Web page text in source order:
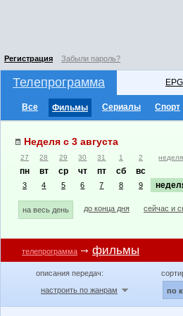
Регистрация Забыли пароль?
Телепрограмма
Все Фильмы Сериалы Спорт
Неделя с 3 августа
27 28 29 30 31 1 2 неделя
пн вт ср чт пт сб вс
3 4 5 6 7 8 9
на весь день до конца дня сейчас и
телепрограмма фильмы
описания передач:
настроить по жанрам
по